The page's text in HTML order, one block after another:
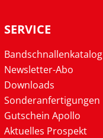
SERVICE
Bandschnallenkatalog
Newsletter-Abo
Downloads
Sonderanfertigungen
Gutschein Apollo
Aktuelles Prospekt